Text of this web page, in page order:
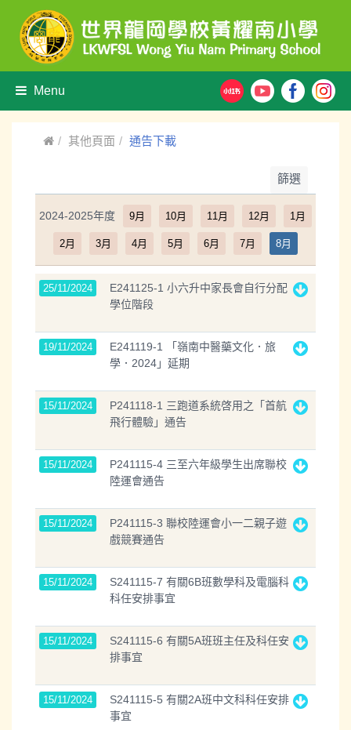
Menu
其他頁面 通告下載
篩選
2024-2025年度 9月 10月 11月 12月 1月
2月 3月 4月 5月 6月 7月 8月
25/11/2024
E241125-1 小六升中家長會自行分配
學位階段
19/11/2024
E241119-1 「嶺南中醫藥文化．旅
學．2024」延期
15/11/2024
P241118-1 三跑道系統啓用之「首航
飛行體驗」通告
15/11/2024
P241115-4 三至六年級學生出席聯校
陸運會通告
15/11/2024
P241115-3 聯校陸運會小一二親子遊
戲競賽通告
15/11/2024
S241115-7 有關6B班數學科及電腦科
科任安排事宜
15/11/2024
S241115-6 有關5A班班主任及科任安
排事宜
15/11/2024
S241115-5 有關2A班中文科科任安排
事宜